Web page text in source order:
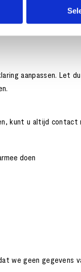
uw gegevens bij
aanpassen. Let
kunt u altijd
doen
geen gegevens